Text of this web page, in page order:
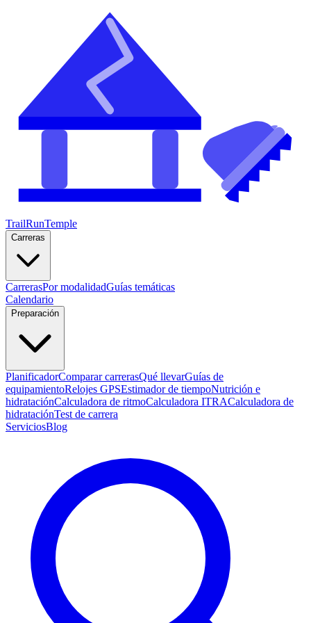
TrailRunTemple
Carreras
CarrerasPor modalidadGuías temáticas
Calendario
Preparación
PlanificadorComparar carrerasQué llevarGuías de
equipamientoRelojes GPSEstimador de tiempoNutrición e
hidrataciónCalculadora de ritmoCalculadora ITRACalculadora de
hidrataciónTest de carrera
ServiciosBlog